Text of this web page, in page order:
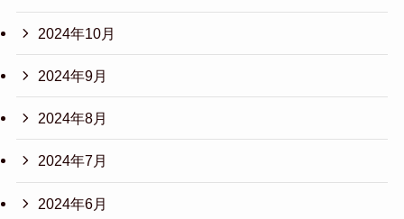
2024年10月
2024年9月
2024年8月
2024年7月
2024年6月